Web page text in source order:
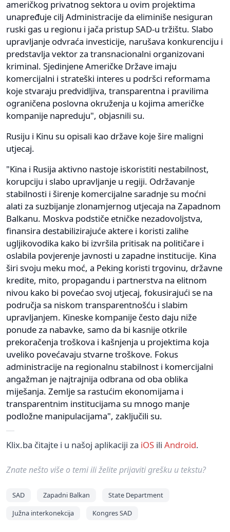
američkog privatnog sektora u ovim projektima
unapređuje cilj Administracije da eliminiše nesiguran
ruski gas u regionu i jača pristup SAD-u tržištu. Slabo
upravljanje odvraća investicije, narušava konkurenciju i
predstavlja vektor za transnacionalni organizovani
kriminal. Sjedinjene Američke Države imaju
komercijalni i strateški interes u podršci reformama
koje stvaraju predvidljiva, transparentna i pravilima
ograničena poslovna okruženja u kojima američke
kompanije napreduju", objasnili su.
Rusiju i Kinu su opisali kao države koje šire maligni
utjecaj.
"Kina i Rusija aktivno nastoje iskoristiti nestabilnost,
korupciju i slabo upravljanje u regiji. Održavanje
stabilnosti i širenje komercijalne saradnje su moćni
alati za suzbijanje zlonamjernog utjecaja na Zapadnom
Balkanu. Moskva podstiče etničke nezadovoljstva,
finansira destabilizirajuće aktere i koristi zalihe
ugljikovodika kako bi izvršila pritisak na političare i
oslabila povjerenje javnosti u zapadne institucije. Kina
širi svoju meku moć, a Peking koristi trgovinu, državne
kredite, mito, propagandu i partnerstva na elitnom
nivou kako bi povećao svoj utjecaj, fokusirajući se na
područja sa niskom transparentnošću i slabim
upravljanjem. Kineske kompanije često daju niže
ponude za nabavke, samo da bi kasnije otkrile
prekoračenja troškova i kašnjenja u projektima koja
uveliko povećavaju stvarne troškove. Fokus
administracije na regionalnu stabilnost i komercijalni
angažman je najtrajnija odbrana od oba oblika
miješanja. Zemlje sa rastućim ekonomijama i
transparentnim institucijama su mnogo manje
podložne manipulacijama", zaključili su.
Klix.ba čitajte i u našoj aplikaciji za iOS ili Android.
Znate nešto više o temi ili želite prijaviti grešku u tekstu?
SAD Zapadni Balkan
State Department
Južna interkonekcija
Kongres SAD